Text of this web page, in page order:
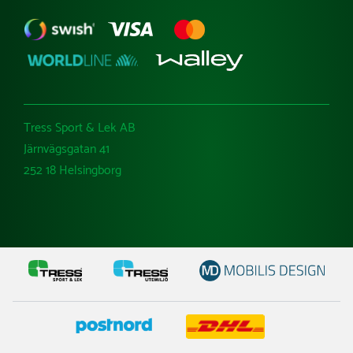
Tress Sport & Lek AB
Järnvägsgatan 41
252 18 Helsingborg